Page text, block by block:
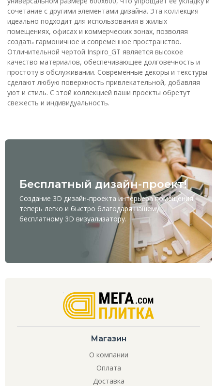
сочетание с другими элементами дизайна. Эта коллекция
идеально подходит для использования в жилых
помещениях, офисах и коммерческих зонах, позволяя
создать гармоничное и современное пространство.
Отличительной чертой Inspiro_GT является высокое
качество материалов, обеспечивающее долговечность и
простоту в обслуживании. Современные декоры и текстуры
сделают любую поверхность привлекательной, добавляя
уют и стиль. С этой коллекцией ваши проекты обретут
свежесть и индивидуальность.
Бесплатный дизайн-проект!
Создание 3D дизайн-проекта интерьера помещения
теперь легко и быстро благодаря нашему
бесплатному 3D визуализатору.
Магазин
О компании
Оплата
Доставка